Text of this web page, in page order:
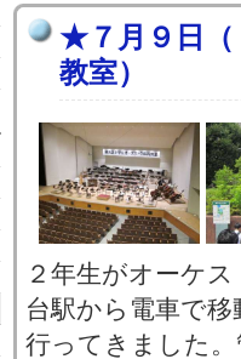
★７月９日（
教室）
２年生がオーケ
台駅から電車で
行ってきました